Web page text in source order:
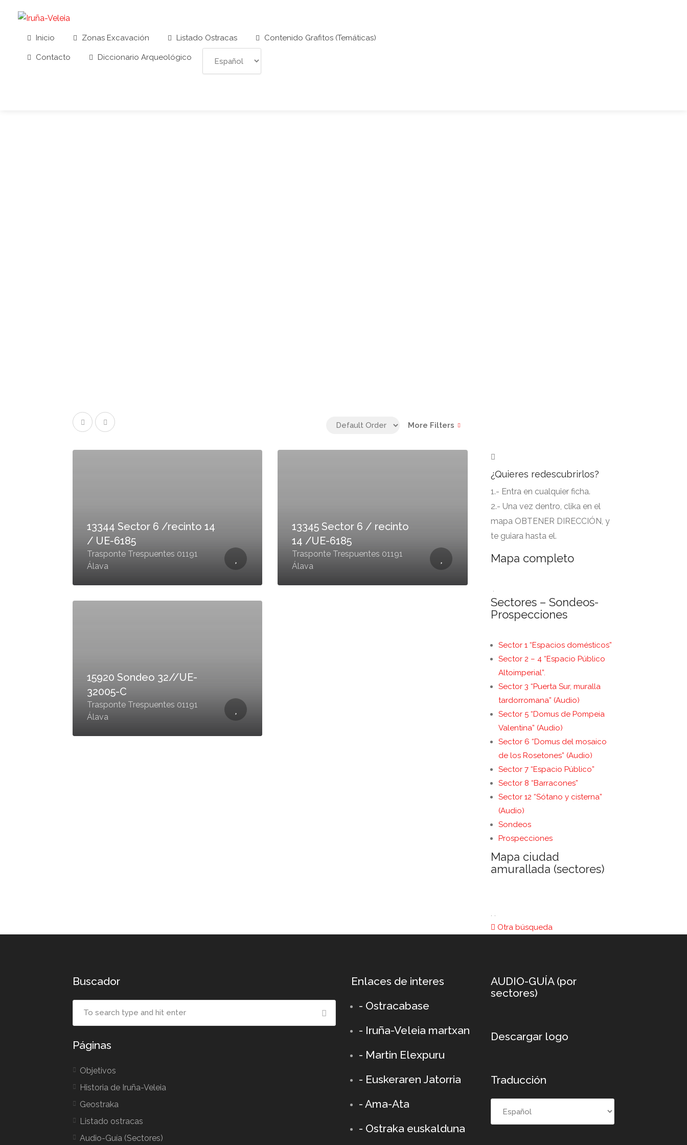
Inicio Zonas Excavación Listado Ostracas Contenido Grafitos (Temáticas)
Contacto Diccionario Arqueológico
More Filters
13344 Sector 6 /recinto 14
/ UE-6185
Trasponte Trespuentes 01191
Álava
13345 Sector 6 / recinto
14 /UE-6185
Trasponte Trespuentes 01191
Álava
15920 Sondeo 32//UE-
32005-C
Trasponte Trespuentes 01191
Álava
¿Quieres redescubrirlos?
1.- Entra en cualquier ficha.
2.- Una vez dentro, clika en el
mapa OBTENER DIRECCIÓN, y
te guiara hasta el.
Mapa completo
.
Sectores – Sondeos-
Prospecciones
Sector 1 “Espacios domésticos”
Sector 2 – 4 “Espacio Público
Altoimperial”.
Sector 3 “Puerta Sur, muralla
tardorromana” (Audio)
Sector 5 “Domus de Pompeia
Valentina” (Audio)
Sector 6 “Domus del mosaico
de los Rosetones” (Audio)
Sector 7 “Espacio Público”
Sector 8 “Barracones”
Sector 12 “Sótano y cisterna”
(Audio)
Sondeos
Prospecciones
Mapa ciudad
amurallada (sectores)
. .
Otra búsqueda
Buscador
Páginas
Objetivos
Historia de Iruña-Veleia
Geostraka
Listado ostracas
Audio-Guía (Sectores)
Enlaces de interes
- Ostracabase
- Iruña-Veleia martxan
- Martin Elexpuru
- Euskeraren Jatorria
- Ama-Ata
- Ostraka euskalduna
AUDIO-GUÍA (por
sectores)
Descargar logo
Traducción